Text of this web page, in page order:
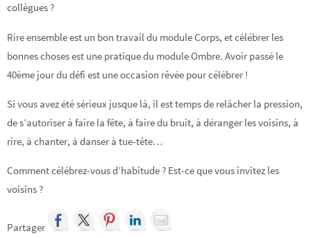
collègues ?
Rire ensemble est un bon travail du module Corps, et célébrer les
bonnes choses est une pratique du module Ombre. Avoir passé le
40ème jour du défi est une occasion rêvée pour célébrer !
Si vous avez été sérieux jusque là, il est temps de relâcher la pression,
de s’autoriser à faire la fête, à faire du bruit, à déranger les voisins, à
rire, à chanter, à danser à tue-tête…
Comment célébrez-vous d’habitude ? Est-ce que vous invitez les
voisins ?
Partager